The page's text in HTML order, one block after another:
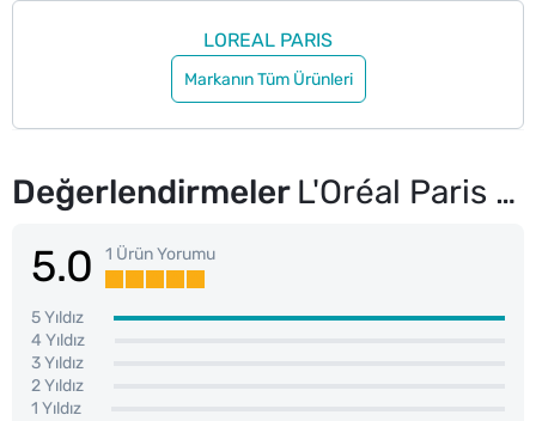
LOREAL PARIS
Markanın Tüm Ürünleri
Değerlendirmeler L'Oréal Paris Freshwear Cushion Fondöten 24H Air Wear 50
5.0 1 Ürün Yorumu
5 Yıldız
4 Yıldız
3 Yıldız
2 Yıldız
1 Yıldız